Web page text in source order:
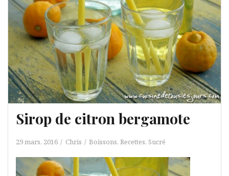
Sirop de citron bergamote
29 mars, 2016 Chris Boissons, Recettes, Sucré